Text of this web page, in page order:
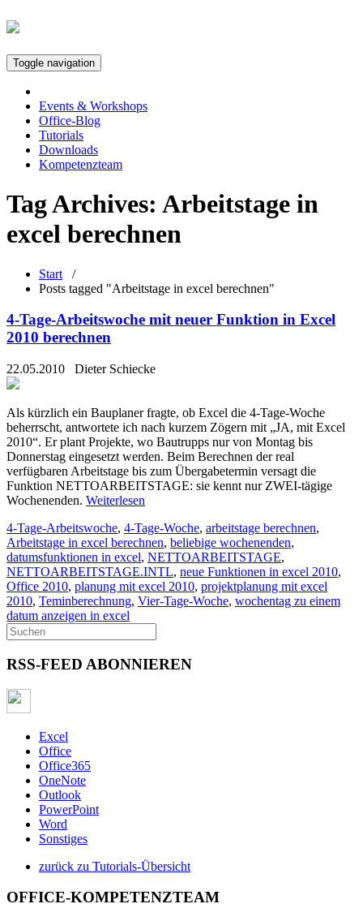
Toggle navigation
Events & Workshops
Office-Blog
Tutorials
Downloads
Kompetenzteam
Tag Archives: Arbeitstage in
excel berechnen
Start /
Posts tagged "Arbeitstage in excel berechnen"
4-Tage-Arbeitswoche mit neuer Funktion in Excel
2010 berechnen
22.05.2010 Dieter Schiecke
Als kürzlich ein Bauplaner fragte, ob Excel die 4-Tage-Woche
beherrscht, antwortete ich nach kurzem Zögern mit „JA, mit Excel
2010“. Er plant Projekte, wo Bautrupps nur von Montag bis
Donnerstag eingesetzt werden. Beim Berechnen der real
verfügbaren Arbeitstage bis zum Übergabetermin versagt die
Funktion NETTOARBEITSTAGE: sie kennt nur ZWEI-tägige
Wochenenden. Weiterlesen
4-Tage-Arbeitswoche, 4-Tage-Woche, arbeitstage berechnen,
Arbeitstage in excel berechnen, beliebige wochenenden,
datumsfunktionen in excel, NETTOARBEITSTAGE,
NETTOARBEITSTAGE.INTL, neue Funktionen in excel 2010,
Office 2010, planung mit excel 2010, projektplanung mit excel
2010, Teminberechnung, Vier-Tage-Woche, wochentag zu einem
datum anzeigen in excel
RSS-FEED ABONNIEREN
Excel
Office
Office365
OneNote
Outlook
PowerPoint
Word
Sonstiges
zurück zu Tutorials-Übersicht
OFFICE-KOMPETENZTEAM